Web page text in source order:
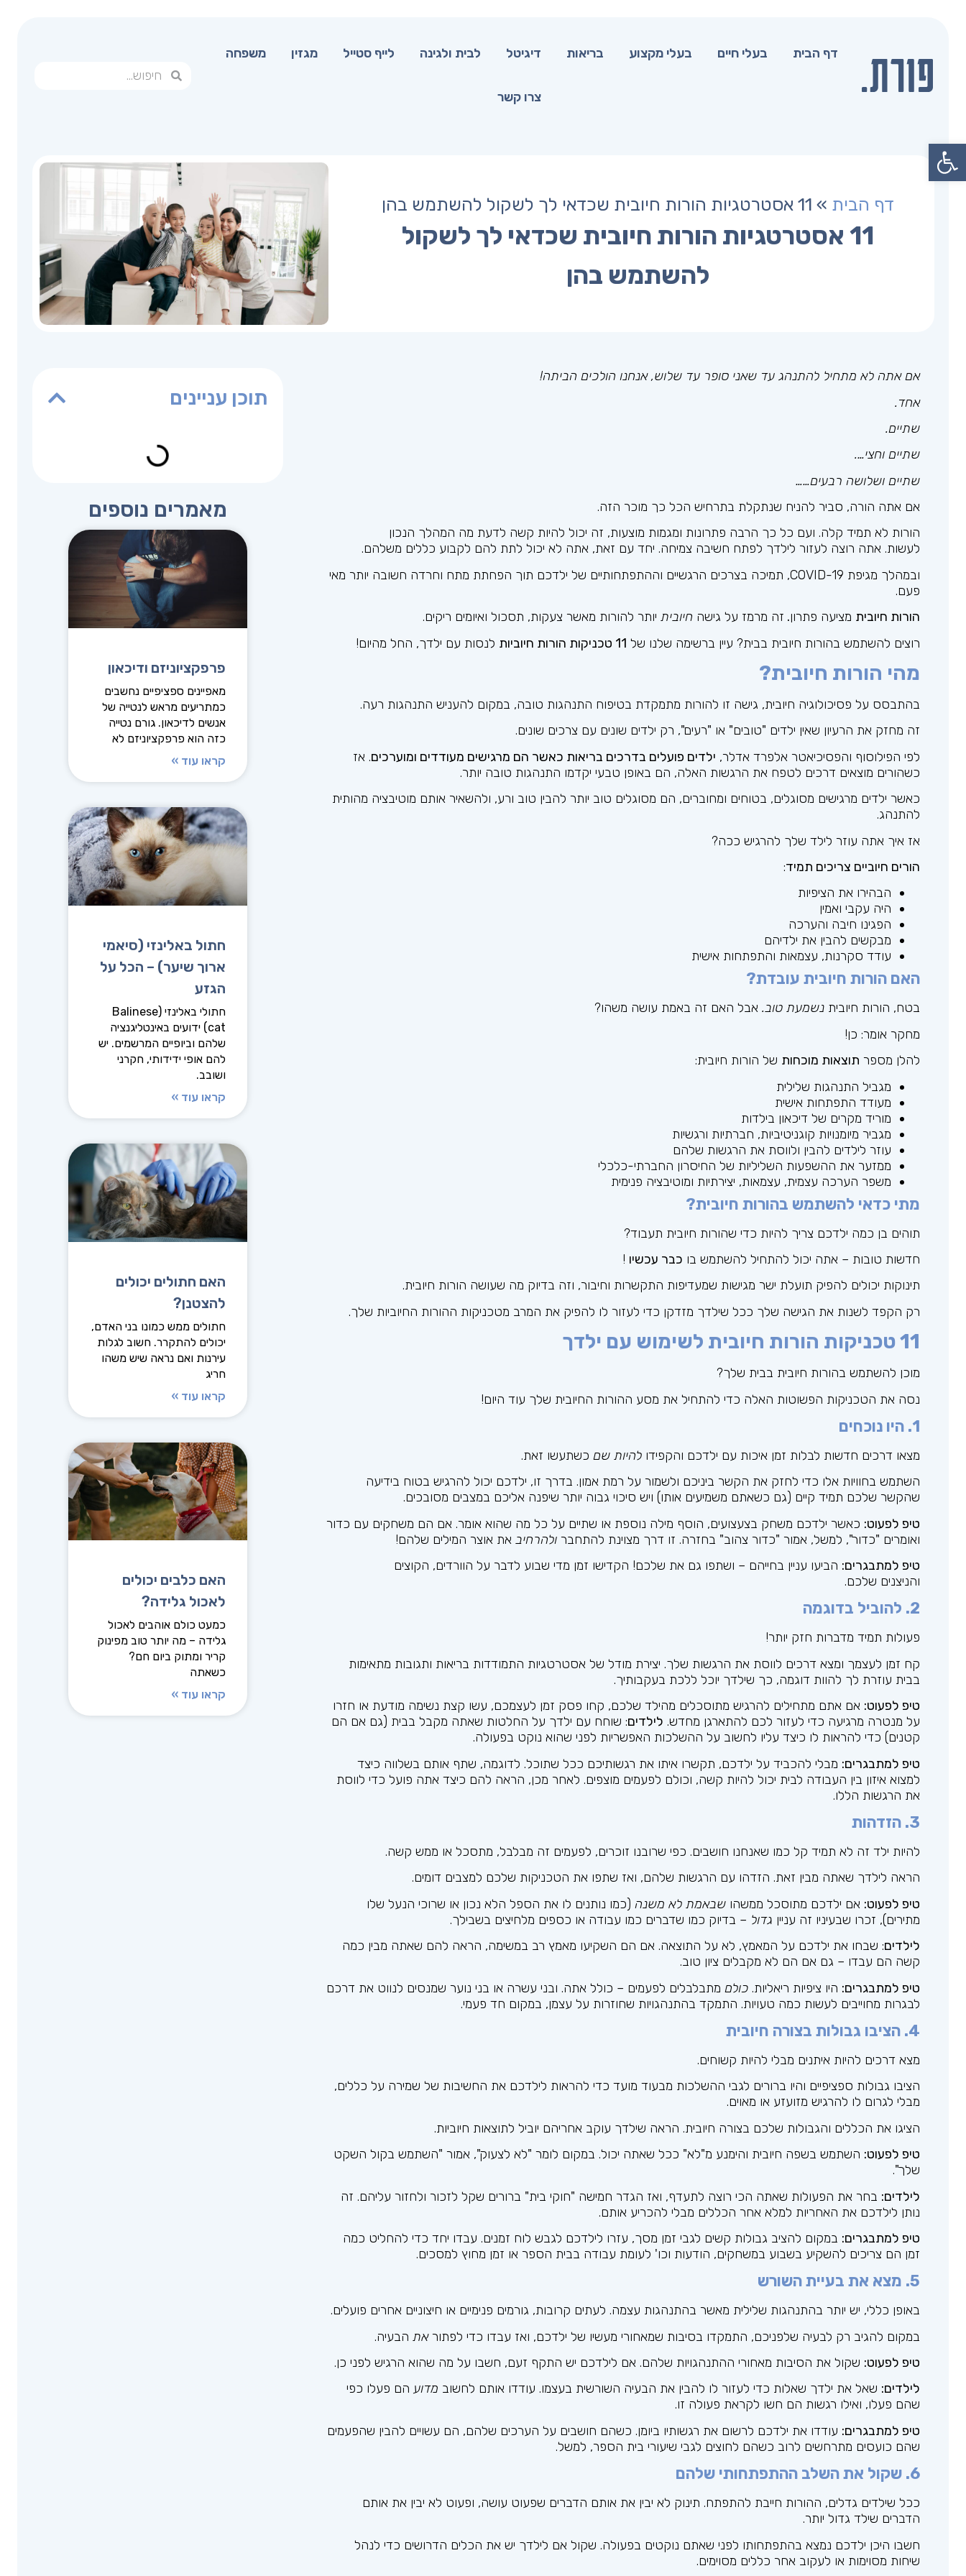
פתח סרגל נגישות
דף הבית בעלי חיים בעלי מקצוע בריאות דיגיטל לבית ולגינה לייף סטייל מגזין משפחה
צרו קשר
דף הבית » 11 אסטרטגיות הורות חיובית שכדאי לך לשקול להשתמש בהן
11 אסטרטגיות הורות חיובית שכדאי לך לשקול
להשתמש בהן
אם אתה לא מתחיל להתנהג עד שאני סופר עד שלוש, אנחנו הולכים הביתה!
אחד.
שתיים.
שתיים וחצי….
שתיים ושלושה רבעים……
אם אתה הורה, סביר להניח שנתקלת בתרחיש הכל כך מוכר הזה.
הורות לא תמיד קלה. ועם כל כך הרבה פתרונות ומגמות מוצעות, זה יכול להיות קשה לדעת מה המהלך הנכון
לעשות. אתה רוצה לעזור לילדך לפתח חשיבה צמיחה. יחד עם זאת, אתה לא יכול לתת להם לקבוע כללים משלהם.
ובמהלך מגיפת COVID-19, תמיכה בצרכים הרגשיים וההתפתחותיים של ילדכם תוך הפחתת מתח וחרדה חשובה יותר מאי
פעם.
הורות חיובית מציעה פתרון. זה מרמז על גישה חיובית יותר להורות מאשר צעקות, תסכול ואיומים ריקים.
רוצים להשתמש בהורות חיובית בבית? עיין ברשימה שלנו של 11 טכניקות הורות חיוביות לנסות עם ילדך, החל מהיום!
מהי הורות חיובית?
בהתבסס על פסיכולוגיה חיובית, גישה זו להורות מתמקדת בטיפוח התנהגות טובה, במקום להעניש התנהגות רעה.
זה מחזק את הרעיון שאין ילדים "טובים" או "רעים", רק ילדים שונים עם צרכים שונים.
לפי הפילוסוף והפסיכיאטר אלפרד אדלר, ילדים פועלים בדרכים בריאות כאשר הם מרגישים מעודדים ומוערכים. אז
כשהורים מוצאים דרכים לטפח את הרגשות האלה, הם באופן טבעי יקדמו התנהגות טובה יותר.
כאשר ילדים מרגישים מסוגלים, בטוחים ומחוברים, הם מסוגלים טוב יותר להבין טוב ורע, ולהשאיר אותם מוטיבציה מהותית
להתנהג.
אז איך אתה עוזר לילד שלך להרגיש ככה?
הורים חיוביים צריכים תמיד:
הבהירו את הציפיות
היה עקבי ואמין
הפגינו חיבה והערכה
מבקשים להבין את ילדיהם
עודד סקרנות, עצמאות והתפתחות אישית
האם הורות חיובית עובדת?
בטח, הורות חיובית נשמעת טוב. אבל האם זה באמת עושה משהו?
מחקר אומר: כן!
להלן מספר תוצאות מוכחות של הורות חיובית:
מגביל התנהגות שלילית
מעודד התפתחות אישית
מוריד מקרים של דיכאון בילדות
מגביר מיומנויות קוגניטיביות, חברתיות ורגשיות
עוזר לילדים להבין ולווסת את הרגשות שלהם
ממזער את ההשפעות השליליות של החיסרון החברתי-כלכלי
משפר הערכה עצמית, עצמאות, יצירתיות ומוטיבציה פנימית
מתי כדאי להשתמש בהורות חיובית?
תוהים בן כמה ילדכם צריך להיות כדי שהורות חיובית תעבוד?
חדשות טובות – אתה יכול להתחיל להשתמש בו כבר עכשיו !
תינוקות יכולים להפיק תועלת ישר מגישות שמעדיפות התקשרות וחיבור, וזה בדיוק מה שעושה הורות חיובית.
רק הקפד לשנות את הגישה שלך ככל שילדך מזדקן כדי לעזור לו להפיק את המרב מטכניקות ההורות החיוביות שלך.
11 טכניקות הורות חיובית לשימוש עם ילדך
מוכן להשתמש בהורות חיובית בבית שלך?
נסה את הטכניקות הפשוטות האלה כדי להתחיל את מסע ההורות החיובית שלך עוד היום!
1. היו נוכחים
מצאו דרכים חדשות לבלות זמן איכות עם ילדכם והקפידו להיות שם כשתעשו זאת.
השתמש בחוויות אלו כדי לחזק את הקשר ביניכם ולשמור על רמת אמון. בדרך זו, ילדכם יכול להרגיש בטוח בידיעה
שהקשר שלכם תמיד קיים (גם כשאתם משמיעים אותו) ויש סיכוי גבוה יותר שיפנה אליכם במצבים מסובכים.
טיפ לפעוט: כאשר ילדכם משחק בצעצועים, הוסף מילה נוספת או שתיים על כל מה שהוא אומר. אם הם משחקים עם כדור
ואומרים "כדור", למשל, אמור "כדור צהוב" בחזרה. זו דרך מצוינת להתחבר ולהרחיב את אוצר המילים שלהם!
טיפ למתבגרים: הביעו עניין בחייהם – ושתפו גם את שלכם! הקדישו זמן מדי שבוע לדבר על הוורדים, הקוצים
והניצנים שלכם.
2. להוביל בדוגמה
פעולות תמיד מדברות חזק יותר!
קח זמן לעצמך ומצא דרכים לווסת את הרגשות שלך. יצירת מודל של אסטרטגיות התמודדות בריאות ותגובות מתאימות
בבית עוזרת לך להוות דוגמה, כך שילדך יוכל ללכת בעקבותיך.
טיפ לפעוט: אם אתם מתחילים להרגיש מתוסכלים מהילד שלכם, קחו פסק זמן לעצמכם, עשו קצת נשימה מודעת או חזרו
על מנטרה מרגיעה כדי לעזור לכם להתארגן מחדש. לילדים: שוחח עם ילדך על החלטות שאתה מקבל בבית (גם אם הם
קטנים) כדי להראות לו כיצד עליו לחשוב על ההשלכות האפשריות לפני שהוא נוקט בפעולה.
טיפ למתבגרים: מבלי להכביד על ילדכם, תקשרו איתו את רגשותיכם ככל שתוכל. לדוגמה, שתף אותם בשלווה כיצד
למצוא איזון בין העבודה לבית יכול להיות קשה, וכולם לפעמים מוצפים. לאחר מכן, הראה להם כיצד אתה פועל כדי לווסת
את הרגשות הללו.
3. הזדהות
להיות ילד זה לא תמיד קל כמו שאנחנו חושבים. כפי שרובנו זוכרים, לפעמים זה מבלבל, מתסכל או ממש קשה.
הראה לילדך שאתה מבין זאת. הזדהו עם הרגשות שלהם, ואז שתפו את הטכניקות שלכם למצבים דומים.
טיפ לפעוט: אם ילדכם מתוסכל ממשהו שבאמת לא משנה (כמו נותנים לו את הספל הלא נכון או שרוכי הנעל שלו
מתירים), זכרו שבעיניו זה עניין גדול – בדיוק כמו שדברים כמו עבודה או כספים מלחיצים בשבילך.
לילדים: שבחו את ילדכם על המאמץ, לא על התוצאה. אם הם השקיעו מאמץ רב במשימה, הראה להם שאתה מבין כמה
קשה הם עבדו – גם אם הם לא מקבלים ציון טוב.
טיפ למתבגרים: היו ציפיות ריאליות. כולם מתבלבלים לפעמים – כולל אתה. ובני עשרה או בני נוער שמנסים לנווט את דרכם
לבגרות מחוייבים לעשות כמה טעויות. התמקד בהתנהגויות שחוזרות על עצמן, במקום חד פעמי.
4. הציבו גבולות בצורה חיובית
מצא דרכים להיות איתנים מבלי להיות קשוחים.
הציבו גבולות ספציפיים והיו ברורים לגבי ההשלכות מבעוד מועד כדי להראות לילדכם את החשיבות של שמירה על כללים,
מבלי לגרום לו להרגיש מזועזע או מאוים.
הציגו את הכללים והגבולות שלכם בצורה חיובית. הראה שילדך עוקב אחריהם יוביל לתוצאות חיוביות.
טיפ לפעוט: השתמש בשפה חיובית והימנע מ"לא" ככל שאתה יכול. במקום לומר "לא לצעוק", אמור "השתמש בקול השקט
שלך".
לילדים: בחר את הפעולות שאתה הכי רוצה לתעדף, ואז הגדר חמישה "חוקי בית" ברורים שקל לזכור ולחזור עליהם. זה
נותן לילדכם את האחריות למלא אחר הכללים מבלי להכריע אותם.
טיפ למתבגרים: במקום להציב גבולות קשים לגבי זמן מסך, עזרו לילדכם לגבש לוח זמנים. עבדו יחד כדי להחליט כמה
זמן הם צריכים להשקיע בשבוע במשחקים, הודעות וכו' לעומת עבודה בבית הספר או זמן מחוץ למסכים.
5. מצא את בעיית השורש
באופן כללי, יש יותר בהתנהגות שלילית מאשר בהתנהגות עצמה. לעתים קרובות, גורמים פנימיים או חיצוניים אחרים פועלים.
במקום להגיב רק לבעיה שלפניכם, התמקדו בסיבות שמאחורי מעשיו של ילדכם, ואז עבדו כדי לפתוראת הבעיה.
טיפ לפעוט: שקול את הסיבות מאחורי ההתנהגויות שלהם. אם לילדכם יש התקף זעם, חשבו על מה שהוא הרגיש לפני כן.
לילדים: שאל את ילדך שאלות כדי לעזור לו להבין את הבעיה השורשית בעצמו. עודדו אותם לחשוב מדוע הם פעלו כפי
שהם פעלו, ואילו רגשות הם חשו לקראת פעולה זו.
טיפ למתבגרים: עודדו את ילדכם לרשום את רגשותיו ביומן. כשהם חושבים על הערכים שלהם, הם עשויים להבין שהפעמים
שהם כועסים מתרחשים לרוב כשהם לחוצים לגבי שיעורי בית הספר, למשל.
6. שקול את השלב ההתפתחותי שלהם
ככל שילדים גדלים, ההורות חייבת להתפתח. תינוק לא יבין את אותם הדברים שפעוט עושה, ופעוט לא יבין את אותם
הדברים שילד גדול יותר.
חשבו היכן ילדכם נמצא בהתפתחותו לפני שאתם נוקטים בפעולה. שקול אם לילדך יש את הכלים הדרושים כדי לנהל
שיחות מסוימות או לעקוב אחר כללים מסוימים.
תוכן עניינים
מאמרים נוספים
פרפקציוניזם ודיכאון
מאפיינים ספציפיים נחשבים
כמתריעים מראש לנטייה של
אנשים לדיכאון. גורם נטייה
כזה הוא פרפקציוניזם לא
קראו עוד »
חתול באלינזי (סיאמי
ארוך שיער) – הכל על
הגזע
חתולי באלינזי (Balinese
cat) ידועים באינטליגנציה
שלהם וביופיים המרשמים. יש
להם אופי ידידותי, חקרני
ושובב.
קראו עוד »
האם חתולים יכולים
להצטנן?
חתולים ממש כמונו בני האדם,
יכולים להתקרר. חשוב לגלות
עירנות ואם נראה שיש משהו
חריג
קראו עוד »
האם כלבים יכולים
לאכול גלידה?
כמעט כולם אוהבים לאכול
גלידה – מה יותר טוב מפינוק
קריר ומתוק ביום חם?
כשאתה
קראו עוד »